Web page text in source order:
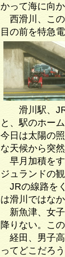
かって海に向
西滑川、この
目の前を特急
滑川駅、JR
と、駅のホー
今日は太陽の
な天候から突
早月加積をす
ジュランドの
JRの線路を
は滑川ではな
新魚津、女子
降りない。こ
経田、男子高
ってどこだろ